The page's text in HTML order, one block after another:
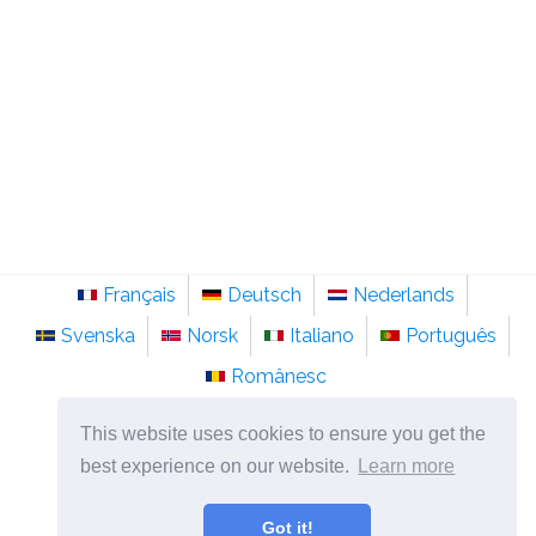
This website uses cookies to ensure you get the
best experience on our website.
Learn more
Got it!
Français Deutsch
Nederlands
Svenska
Norsk Italiano
Português
Românesc
©2026sainte-anastasie.org
Psychologie, philosophie et réflexion sur la vie.